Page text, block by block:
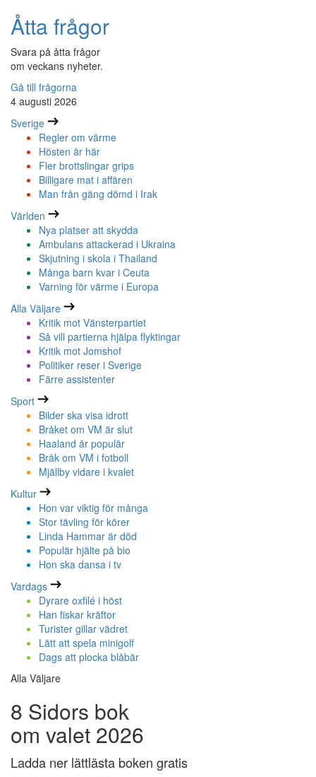
Åtta frågor
Svara på åtta frågor
om veckans nyheter.
Gå till frågorna
4 augusti 2026
Sverige
Regler om värme
Hösten är här
Fler brottslingar grips
Billigare mat i affären
Man från gäng dömd i Irak
Världen
Nya platser att skydda
Ambulans attackerad i Ukraina
Skjutning i skola i Thailand
Många barn kvar i Ceuta
Varning för värme i Europa
Alla Väljare
Kritik mot Vänsterpartiet
Så vill partierna hjälpa flyktingar
Kritik mot Jomshof
Politiker reser i Sverige
Färre assistenter
Sport
Bilder ska visa idrott
Bråket om VM är slut
Haaland är populär
Bråk om VM i fotboll
Mjällby vidare i kvalet
Kultur
Hon var viktig för många
Stor tävling för körer
Linda Hammar är död
Populär hjälte på bio
Hon ska dansa i tv
Vardags
Dyrare oxfilé i höst
Han fiskar kräftor
Turister gillar vädret
Lätt att spela minigolf
Dags att plocka blåbär
Alla Väljare
8 Sidors bok
om valet 2026
Ladda ner lättlästa boken gratis